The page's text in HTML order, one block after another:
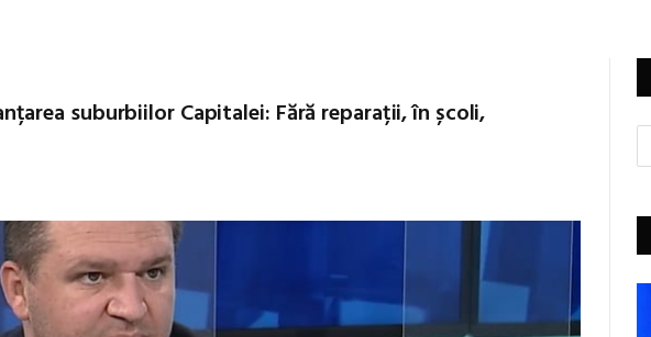
suburbiilor Capitalei: Fără reparații, în școli,